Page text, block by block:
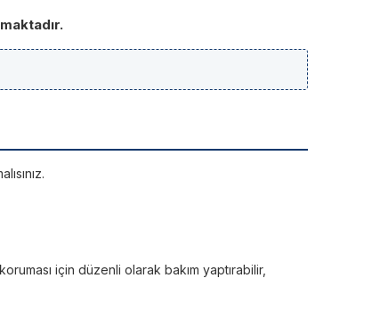
için düzenli olarak bakım yaptırabilir,